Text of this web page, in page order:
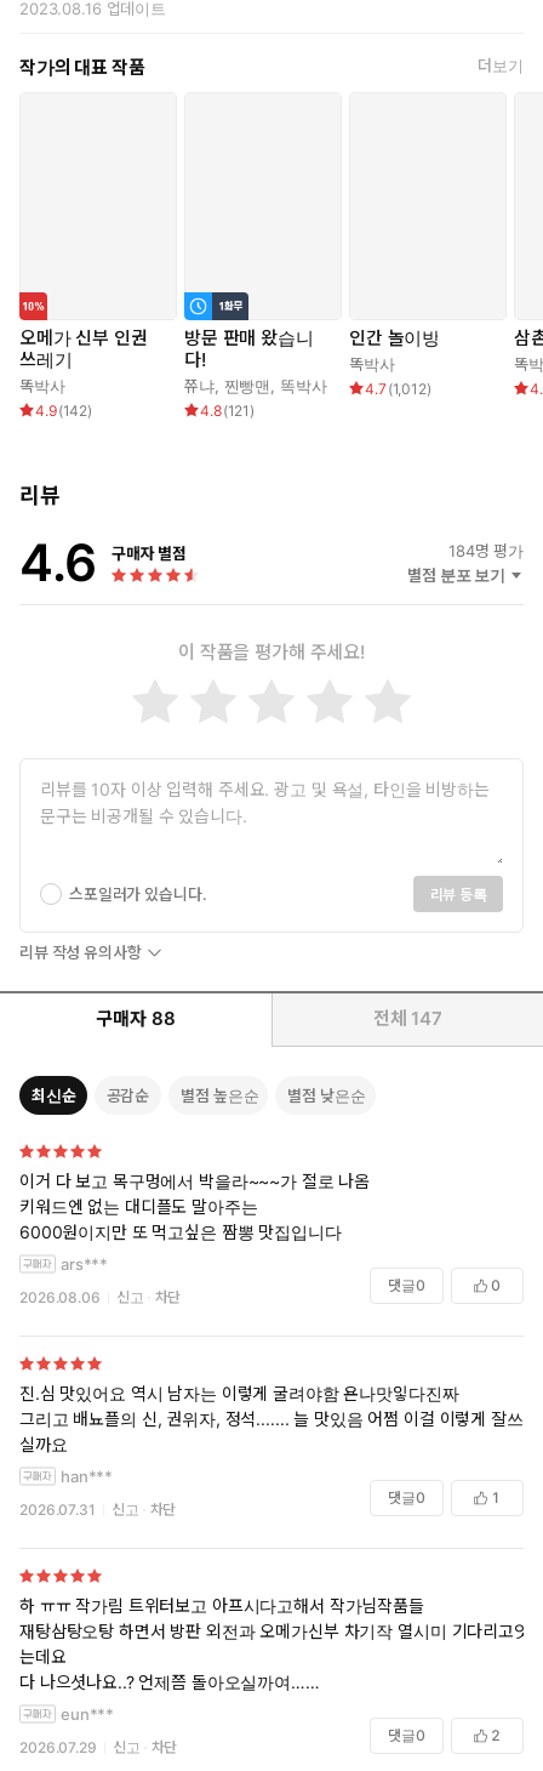
나 됐다고 딴 놈한테 깔려서는, 이렇게 좋다고 울어…… 응?”
하지만 두 사람의 관계는 사언의 생각과 조금씩 다르게 흘러가기 시
작하는데….
2023.08.16 업데이트
작가의 대표 작품 더보기
오메가 신부 인권
쓰레기
똑박사
4.9(142)
방문 판매 왔습니
다!
쮸냐, 찐빵맨, 똑박사
4.8(121 )
인간 놀이방
똑박사
4.7 (1,012)
삼
똑
리뷰
4.6 구매자 별점 184명 평가
별점 분포 보기
이 작품을 평가해 주세요!
스포일러가 있습니다. 리뷰 등록
리뷰 작성 유의사항
구매자 88 전체 147
최신순 공감순 별점 높은순 별점 낮은순
이거 다 보고 목구멍에서 박을라~~~가 절로 나옴
키워드엔 없는 대디플도 말아주는
6000원이지만 또 먹고싶은 짬뽕 맛집입니다
ars***
2026.08.06 신고 차단
댓글0 0
진.심 맛있어요 역시 남자는 이렇게 굴려야함 욘나맛잏다진짜
그리고 배뇨플의 신, 권위자, 정석....... 늘 맛있음 어쩜 이걸 이렇게 잘쓰
실까요
han***
2026.07.31 신고 차단
댓글0 1
하 ㅠㅠ 작가림 트위터보고 아프시다고해서 작가님작품들
재탕삼탕오탕 하면서 방판 외전과 오메가신부 차기작 열시미 기다리고잇
는데요
다 나으셧나요..? 언제쯤 돌아오실까여…
++ 캘린더 뜨자마자 3일에 오시는거 확인햣습니다!!!
작가님 몸챙기시면서 다작해주세요
eun***
2026.07.29 신고 차단
댓글0 2